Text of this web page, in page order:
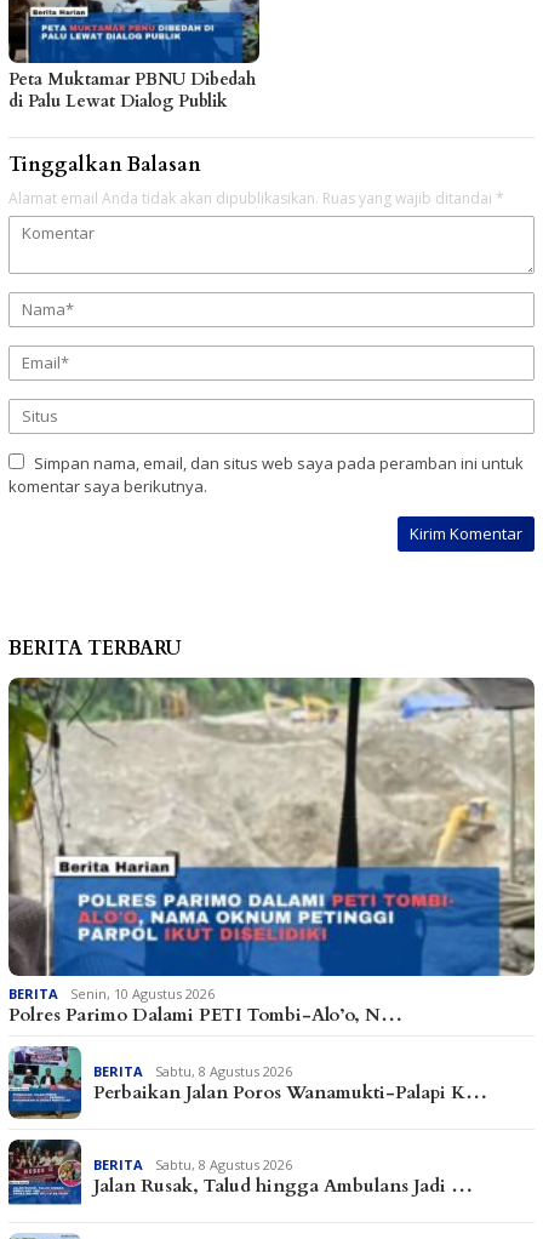
Peta Muktamar PBNU Dibedah
di Palu Lewat Dialog Publik
Tinggalkan Balasan
Alamat email Anda tidak akan dipublikasikan. Ruas yang wajib ditandai *
Simpan nama, email, dan situs web saya pada peramban ini untuk
komentar saya berikutnya.
BERITA TERBARU
BERITA Senin, 10 Agustus 2026
Polres Parimo Dalami PETI Tombi-Alo’o, N…
BERITA Sabtu, 8 Agustus 2026
Perbaikan Jalan Poros Wanamukti-Palapi K…
BERITA Sabtu, 8 Agustus 2026
Jalan Rusak, Talud hingga Ambulans Jadi …